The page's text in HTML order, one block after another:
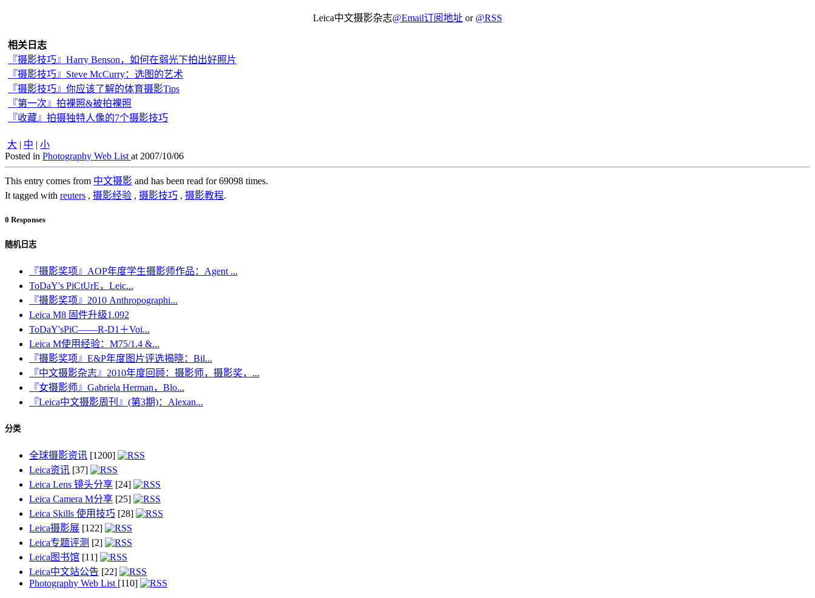
Leica中文摄影杂志@Email订阅地址 or @RSS
相关日志
『摄影技巧』Harry Benson，如何在弱光下拍出好照片
『摄影技巧』Steve McCurry：选图的艺术
『摄影技巧』你应该了解的体育摄影Tips
『第一次』拍裸照&被拍裸照
『收藏』拍摄独特人像的7个摄影技巧
大 | 中 | 小
Posted in Photography Web List at 2007/10/06
This entry comes from 中文摄影 and has been read for 69098 times.
It tagged with reuters , 摄影经验 , 摄影技巧 , 摄影教程.
0 Responses
随机日志
『摄影奖项』AOP年度学生摄影师作品：Agent ...
ToDaY's PiCtUrE，Leic...
『摄影奖项』2010 Anthropographi...
Leica M8 固件升级1.092
ToDaY'sPiC——R-D1＋Voi...
Leica M使用经验：M75/1.4 &...
『摄影奖项』E&P年度图片评选揭晓：Bil...
『中文摄影杂志』2010年度回顾：摄影师，摄影奖，...
『女摄影师』Gabriela Herman，Blo...
『Leica中文摄影周刊』(第3期)：Alexan...
分类
全球摄影资讯 [1200]
Leica资讯 [37]
Leica Lens 镜头分享 [24]
Leica Camera M分享 [25]
Leica Skills 使用技巧 [28]
Leica摄影展 [122]
Leica专题评测 [2]
Leica图书馆 [11]
Leica中文站公告 [22]
Photography Web List [110]